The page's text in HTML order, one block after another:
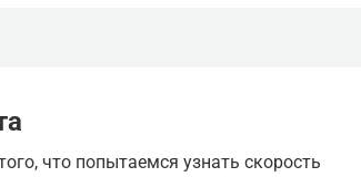
что попытаемся узнать скорость